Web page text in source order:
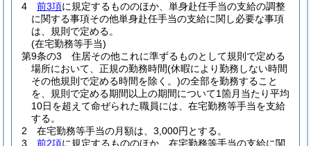
4
前3項に規定するもののほか、単身赴任手当の支給の調整
に関する事項その他単身赴任手当の支給に関し必要な事項
は、規則で定める。
(在宅勤務等手当)
第9条の3
住居その他これに準ずるものとして規則で定める
場所において、正規の勤務時間(休暇により勤務しない時間
その他規則で定める時間を除く。)の全部を勤務すること
を、規則で定める期間以上の期間について1箇月当たり平均
10日を超えて命ぜられた職員には、在宅勤務等手当を支給
する。
2
在宅勤務等手当の月額は、3,000円とする。
3
前2項に規定するもののほか、在宅勤務等手当の支給に関